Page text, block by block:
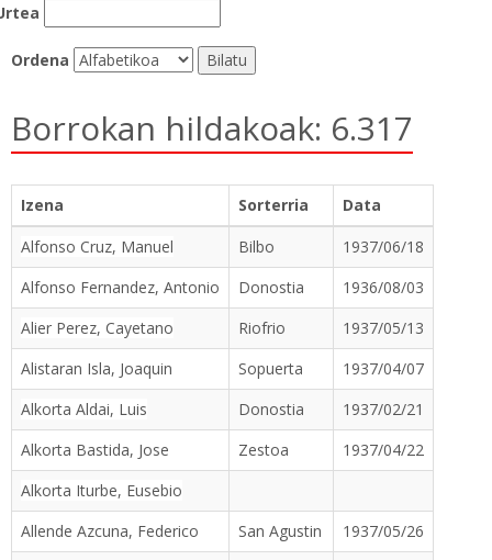
Ordena
Borrokan hildakoak: 6.317
Izena Sorterria
Data
Alfonso Cruz, Manuel
Bilbo
1937/06/18
Alfonso Fernandez, Antonio
Donostia
1936/08/03
Alier Perez, Cayetano
Riofrio
1937/05/13
Alistaran Isla, Joaquin
Sopuerta
1937/04/07
Alkorta Aldai, Luis
Donostia
1937/02/21
Alkorta Bastida, Jose
Zestoa
1937/04/22
Alkorta Iturbe, Eusebio
Allende Azcuna, Federico
San Agustin
1937/05/26